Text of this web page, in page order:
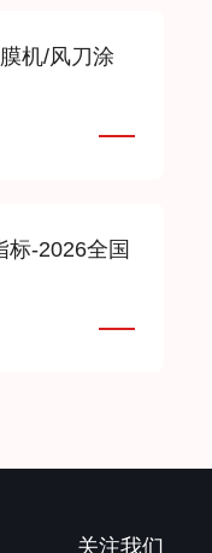
机/风刀涂
-2026全国
关注我们